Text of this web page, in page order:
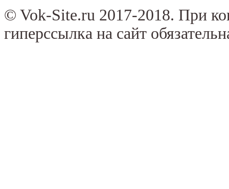
© Vok-Site.ru 2017-2018. При
гиперссылка на сайт